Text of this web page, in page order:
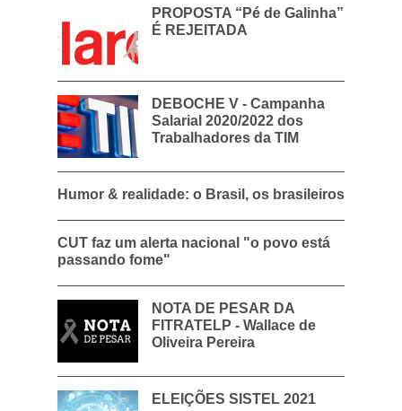
PROPOSTA “Pé de Galinha”
É REJEITADA
DEBOCHE V - Campanha
Salarial 2020/2022 dos
Trabalhadores da TIM
Humor & realidade: o Brasil, os brasileiros
CUT faz um alerta nacional "o povo está
passando fome"
NOTA DE PESAR DA
FITRATELP - Wallace de
Oliveira Pereira
ELEIÇÕES SISTEL 2021